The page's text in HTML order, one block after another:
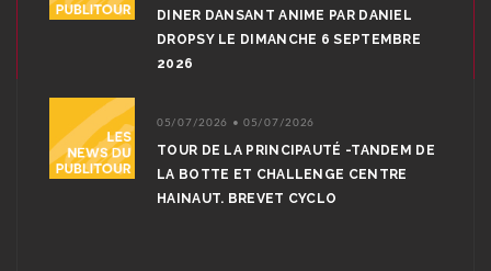
DINER DANSANT ANIME PAR DANIEL
DROPSY LE DIMANCHE 6 SEPTEMBRE
2026
05/07/2026 • 05/07/2026
TOUR DE LA PRINCIPAUTÉ -TANDEM DE
LA BOTTE ET CHALLENGE CENTRE
HAINAUT. BREVET CYCLO